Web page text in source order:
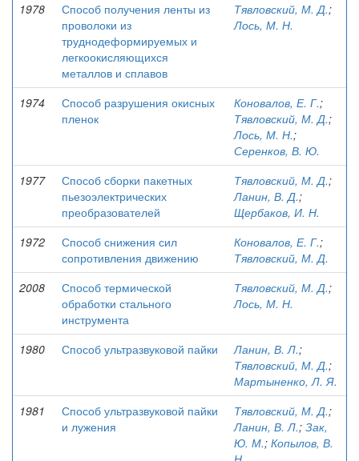
1978
Способ получения ленты из
проволоки из
труднодеформируемых и
легкоокисляющихся
металлов и сплавов
Тявловский, М. Д.;
Лось, М. Н.
1974
Способ разрушения окисных
пленок
Коновалов, Е. Г.;
Тявловский, М. Д.;
Лось, М. Н.;
Серенков, В. Ю.
1977
Способ сборки пакетных
пьезоэлектрических
преобразователей
Тявловский, М. Д.;
Ланин, В. Д.;
Щербаков, И. Н.
1972
Способ снижения сил
сопротивления движению
Коновалов, Е. Г.;
Тявловский, М. Д.
2008
Способ термической
обработки стального
инструмента
Тявловский, М. Д.;
Лось, М. Н.
1980 Способ ультразвуковой пайки Ланин, В. Л.;
Тявловский, М. Д.;
Мартыненко, Л. Я.
1981
Способ ультразвуковой пайки
и лужения
Тявловский, М. Д.;
Ланин, В. Л.; Зак,
Ю. М.; Копылов, В.